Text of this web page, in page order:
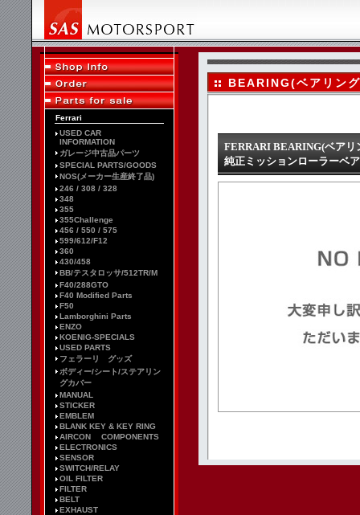
Ferrari
USED CAR
INFORMATION
ガレージ中古品パーツ
SPECIAL PARTS/GOODS
NOS(メーカー生産終了品)
246 / 308 / 328
348
355
355Challenge
456 / 550 / 575
599/612/F12
360
430/458
BB/テスタロッサ/512TR/M
F40/288GTO
F40 Modified Parts
F50
Lamborghini Parts
ENZO
KOENIG-SPECIALS
USED PARTS
フェラーリ グッズ
ボディー/シート/ステアリン
グカバー
MANUAL
STICKER
EMBLEM
BLANK KEY & KEY RING
AIRCON COMPONENTS
ELECTRONICS
SENSOR
SWITCH/RELAY
OIL FILTER
FILTER
BELT
EXHAUST
BEARING(ベアリン
FERRARI BEARING(ベアリ
純正ミッションローラーベ